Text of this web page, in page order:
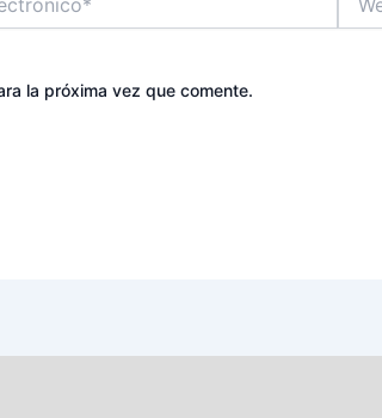
la próxima vez que comente.